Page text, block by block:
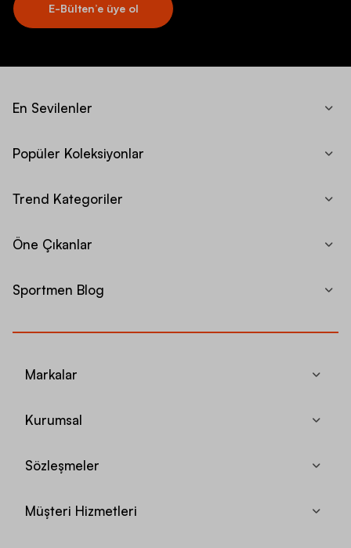
E-Bülten’e üye ol
En Sevilenler
Popüler Koleksiyonlar
Trend Kategoriler
Öne Çıkanlar
Sportmen Blog
Markalar
Kurumsal
Sözleşmeler
Müşteri Hizmetleri